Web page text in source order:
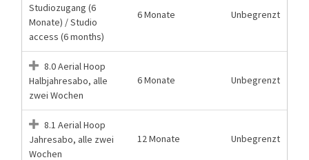
Studiozugang (6
Monate) / Studio
access (6 months)
6 Monate Unbegrenzt
8.0 Aerial Hoop
Halbjahresabo, alle
zwei Wochen
6 Monate Unbegrenzt
8.1 Aerial Hoop
Jahresabo, alle zwei
Wochen
12 Monate Unbegrenzt